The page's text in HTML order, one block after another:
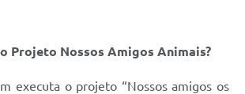
Projeto Nossos Amigos Animais?
executa o projeto “Nossos amigos os